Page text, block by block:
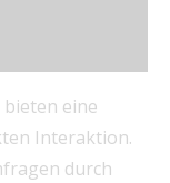
eine
Interaktion.
durch